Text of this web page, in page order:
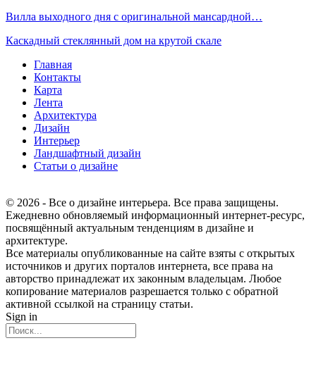
Вилла выходного дня с оригинальной мансардной…
Каскадный стеклянный дом на крутой скале
Главная
Контакты
Карта
Лента
Архитектура
Дизайн
Интерьер
Ландшафтный дизайн
Статьи о дизайне
© 2026 - Все о дизайне интерьера. Все права защищены.
Ежедневно обновляемый информационный интернет-ресурс,
посвящённый актуальным тенденциям в дизайне и
архитектуре.
Все материалы опубликованные на сайте взяты с открытых
источников и других порталов интернета, все права на
авторство принадлежат их законным владельцам. Любое
копирование материалов разрешается только с обратной
активной ссылкой на страницу статьи.
Sign in